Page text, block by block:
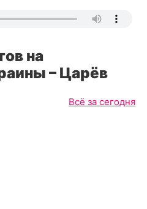
на
– Царёв
Всё за сегодня